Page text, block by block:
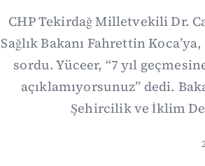
CHP Tekirdağ Milletvekili Dr.
Sağlık Bakanı Fahrettin
sordu. Yüceer, “7 yıl
açıklamıyorsunuz” dedi.
Şehircilik ve İklim